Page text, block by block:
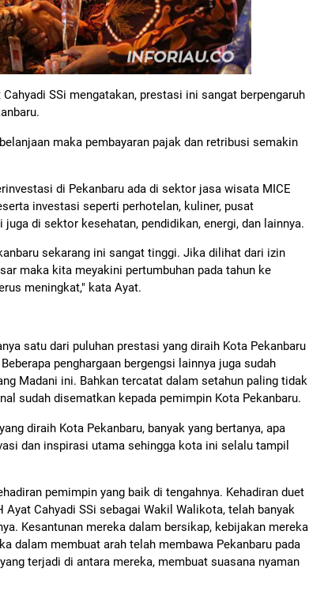
SSi mengatakan, prestasi ini sangat berpengaruh
maka pembayaran pajak dan retribusi semakin
di Pekanbaru ada di sektor jasa wisata MICE
investasi seperti perhotelan, kuliner, pusat
di sektor kesehatan, pendidikan, energi, dan lainnya.
sekarang ini sangat tinggi. Jika dilihat dari izin
maka kita meyakini pertumbuhan pada tahun ke
meningkat," kata Ayat.
satu dari puluhan prestasi yang diraih Kota Pekanbaru
penghargaan bergengsi lainnya juga sudah
Madani ini. Bahkan tercatat dalam setahun paling tidak
sudah disematkan kepada pemimpin Kota Pekanbaru.
diraih Kota Pekanbaru, banyak yang bertanya, apa
dan inspirasi utama sehingga kota ini selalu tampil
pemimpin yang baik di tengahnya. Kehadiran duet
Cahyadi SSi sebagai Wakil Walikota, telah banyak
Kesantunan mereka dalam bersikap, kebijakan mereka
dalam membuat arah telah membawa Pekanbaru pada
terjadi di antara mereka, membuat suasana nyaman